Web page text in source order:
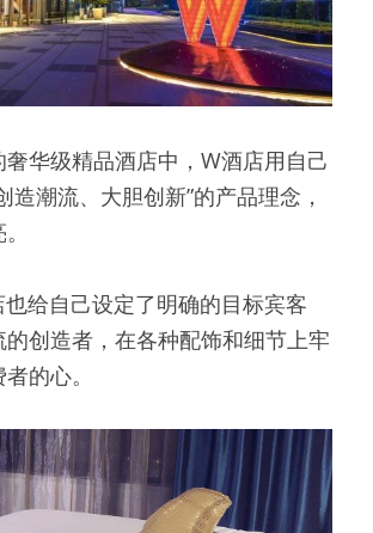
华级精品酒店中，W酒店用自己
造潮流、大胆创新”的产品理念，
给自己设定了明确的目标宾客
创造者，在各种配饰和细节上牢
的心。